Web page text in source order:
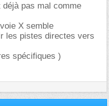
pas mal comme
X semble
les pistes directes vers
spécifiques )